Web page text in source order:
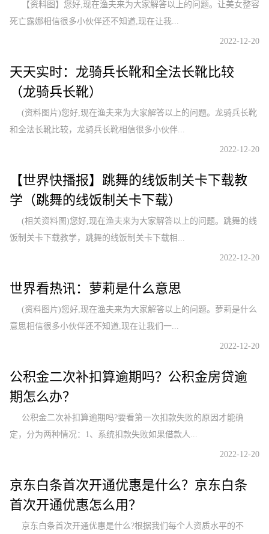
【资料图】您好,现在渔夫来为大家解答以上的问题。让美女整容
死亡露娜相信很多小伙伴还不知道,现在让我...
2022-12-20
天天实时：龙骑兵长靴和全法长靴比较
（龙骑兵长靴）
(资料图片)您好,现在渔夫来为大家解答以上的问题。龙骑兵长靴
和全法长靴比较，龙骑兵长靴相信很多小伙伴...
2022-12-20
【世界快播报】跳舞的线饭制关卡下载教
学（跳舞的线饭制关卡下载）
(相关资料图)您好,现在渔夫来为大家解答以上的问题。跳舞的线
饭制关卡下载教学，跳舞的线饭制关卡下载相...
2022-12-20
世界看热讯：萝莉是什么意思
(资料图片)您好,现在渔夫来为大家解答以上的问题。萝莉是什么
意思相信很多小伙伴还不知道,现在让我们一...
2022-12-20
公积金二次补扣算逾期吗？公积金房贷逾
期怎么办？
公积金二次补扣算逾期吗?要看第一次扣款失败的原因才能确
定，分为两种情况：1、系统扣款失败如果借款人...
2022-12-20
京东白条首次开通优惠是什么？京东白条
首次开通优惠怎么用？
京东白条首次开通优惠是什么?根据我们每个人资质水平的不